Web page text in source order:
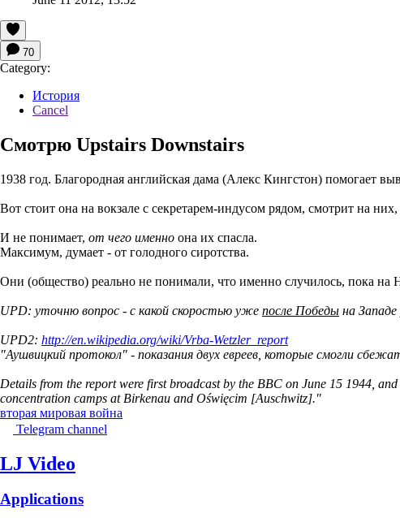
70
Category:
История
Cancel
Смотрю Upstairs Downstairs
1938 год. Благородная английская дама (Алекс Кингстон) помогает
Вот стоит она на вокзале с секретарем-индусом рядом, смотрит на
И не понимает, от чего именно она их спасла.
Максимум, думает - от голодного сиротства.
Они (общество) реально не понимали, что именно случилось, пока на
UPD: уточню вопрос - с какой скоростью уже после Победы на
UPD2: http://en.wikipedia.org/wiki/Vrba-Wetzler_report
"Аушвицкий протокол" - показания двух евреев, которые смогли
Details from the report were first broadcast by the BBC on June 15 1944,
concentration camps at Birkenau and Oświęcim [Auschwitz]."
вторая мировая война
Telegram channel
LJ Video
Applications